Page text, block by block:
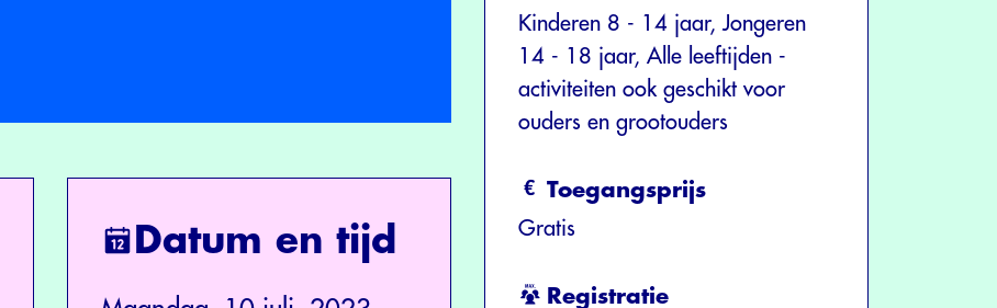
Datum en tijd
Kinderen 8 - 14 jaar, Jongeren
14 - 18 jaar, Alle leeftijden -
activiteiten ook geschikt voor
ouders en grootouders
Toegangsprijs
Gratis
Registratie